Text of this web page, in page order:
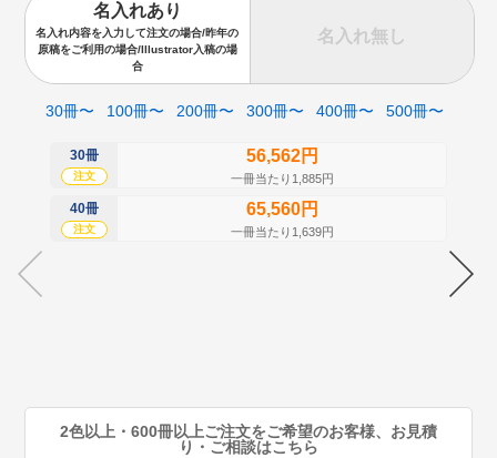
名入れあり
名入れ内容を入力して注文の場合/昨年の
原稿をご利用の場合/Illustrator入稿の場
合
名入れ無し
30冊〜 100冊〜 200冊〜 300冊〜 400冊〜 500冊〜
30冊
注文
56,562円
一冊当たり1,885円
40冊
注文
65,560円
一冊当たり1,639円
2色以上・600冊以上ご注文をご希望のお客様、お見積
り・ご相談はこちら